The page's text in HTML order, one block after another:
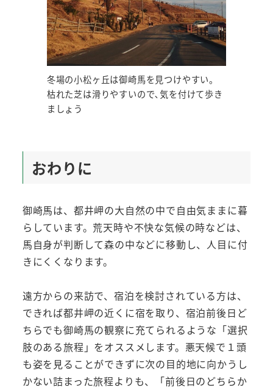
冬場の小松ヶ丘は御崎馬を見つけやすい。
枯れた芝は滑りやすいので､気を付けて歩き
ましょう
おわりに
御崎馬は、都井岬の大自然の中で自由気ままに暮
らしています。荒天時や不快な気候の時などは、
馬自身が判断して森の中などに移動し、人目に付
きにくくなります。
遠方からの来訪で、宿泊を検討されている方は、
できれば都井岬の近くに宿を取り、宿泊前後日ど
ちらでも御崎馬の観察に充てられるような「選択
肢のある旅程」をオススメします。悪天候で１頭
も姿を見ることができずに次の目的地に向かうし
かない詰まった旅程よりも、「前後日のどちらか